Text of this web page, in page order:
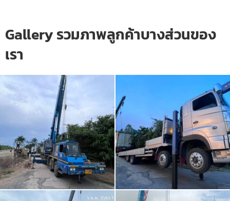
Gallery รวมภาพลูกค้าบางส่วนของ
เรา